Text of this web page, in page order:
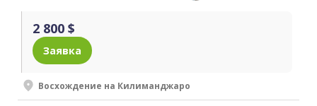
2 800 $
Заявка
Восхождение на Килиманджаро